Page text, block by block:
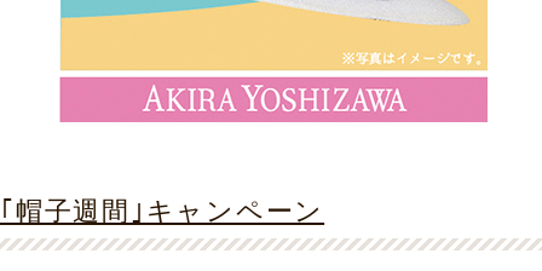
｢帽子週間｣キャンペーン